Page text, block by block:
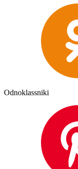
Odnoklassniki